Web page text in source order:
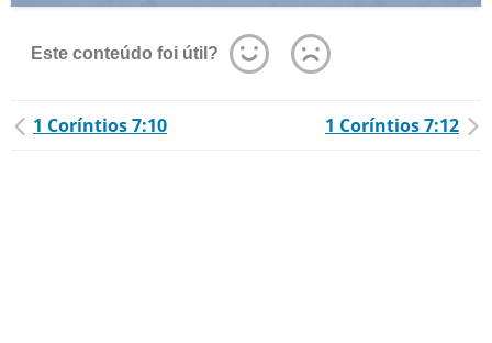
Este conteúdo foi útil?
1 Coríntios 7:10 1 Coríntios 7:12